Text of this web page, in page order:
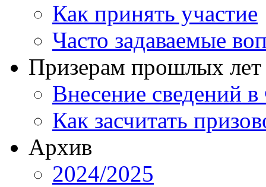
Как принять участие
Часто задаваемые
Призерам прошлых лет
Внесение
Как засчитать
Архив
2024/2025